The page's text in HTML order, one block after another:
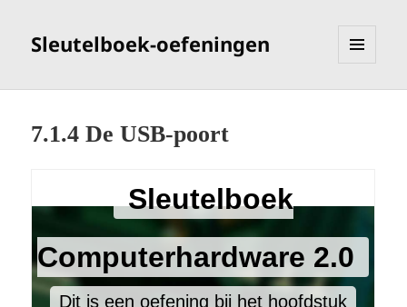
Sleutelboek-oefeningen
7.1.4 De USB-poort